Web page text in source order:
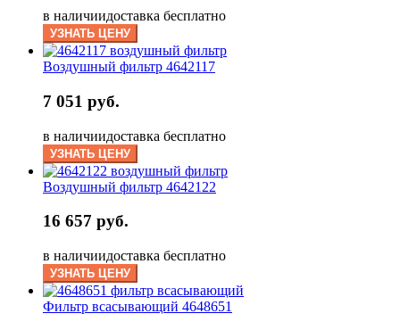
в наличиидоставка бесплатно
УЗНАТЬ ЦЕНУ
Воздушный фильтр 4642117
7 051 руб.
в наличиидоставка бесплатно
УЗНАТЬ ЦЕНУ
Воздушный фильтр 4642122
16 657 руб.
в наличиидоставка бесплатно
УЗНАТЬ ЦЕНУ
Фильтр всасывающий 4648651